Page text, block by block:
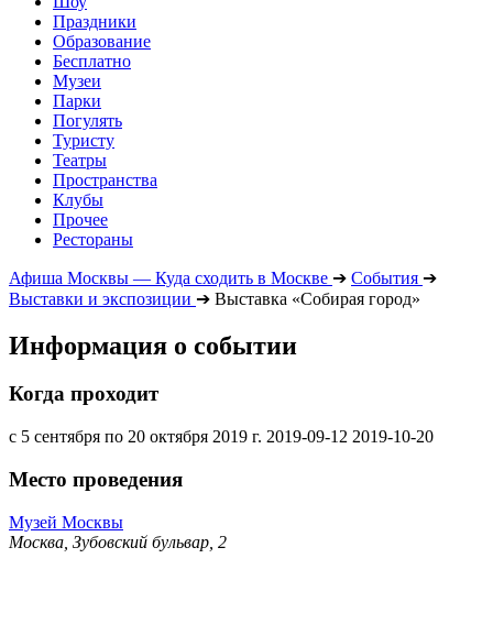
Праздники
Образование
Бесплатно
Музеи
Парки
Погулять
Туристу
Театры
Пространства
Клубы
Прочее
Рестораны
Афиша Москвы — Куда сходить в Москве ➔ События ➔
Выставки и экспозиции ➔ Выставка «Собирая город»
Информация о событии
Когда проходит
с 5 сентября по 20 октября 2019 г. 2019-09-12 2019-10-20
Место проведения
Музей Москвы
Москва, Зубовский бульвар, 2